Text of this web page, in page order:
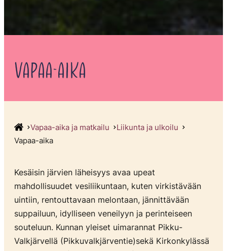
VAPAA-AIKA
Vapaa-aika ja matkailu
Liikunta ja ulkoilu
Vapaa-aika
Kesäisin järvien läheisyys avaa upeat
mahdollisuudet vesiliikuntaan, kuten virkistävään
uintiin, rentouttavaan melontaan, jännittävään
suppailuun, idylliseen veneilyyn ja perinteiseen
souteluun. Kunnan yleiset uimarannat Pikku-
Valkjärvellä (Pikkuvalkjärventie)sekä Kirkonkylässä